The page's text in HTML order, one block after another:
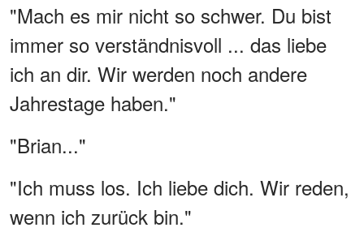
"Mach es mir nicht so schwer. Du bist
immer so verständnisvoll ... das liebe
ich an dir. Wir werden noch andere
Jahrestage haben."
"Brian..."
"Ich muss los. Ich liebe dich. Wir reden,
wenn ich zurück bin."